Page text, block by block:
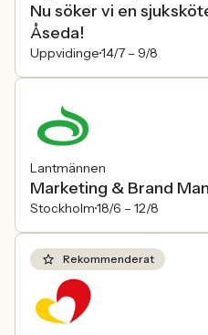
Nu söker vi en
Åseda!
Uppvidinge14/7 – 9/8
Lantmännen
Marketing & Brand
Stockholm18/6 – 12/8
Rekommenderat